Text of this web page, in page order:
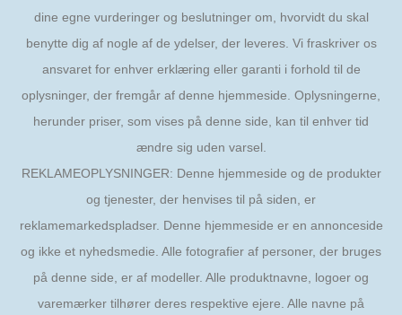
dine egne vurderinger og beslutninger om, hvorvidt du skal
benytte dig af nogle af de ydelser, der leveres. Vi fraskriver os
ansvaret for enhver erklæring eller garanti i forhold til de
oplysninger, der fremgår af denne hjemmeside. Oplysningerne,
herunder priser, som vises på denne side, kan til enhver tid
ændre sig uden varsel.
REKLAMEOPLYSNINGER: Denne hjemmeside og de produkter
og tjenester, der henvises til på siden, er
reklamemarkedspladser. Denne hjemmeside er en annonceside
og ikke et nyhedsmedie. Alle fotografier af personer, der bruges
på denne side, er af modeller. Alle produktnavne, logoer og
varemærker tilhører deres respektive ejere. Alle navne på